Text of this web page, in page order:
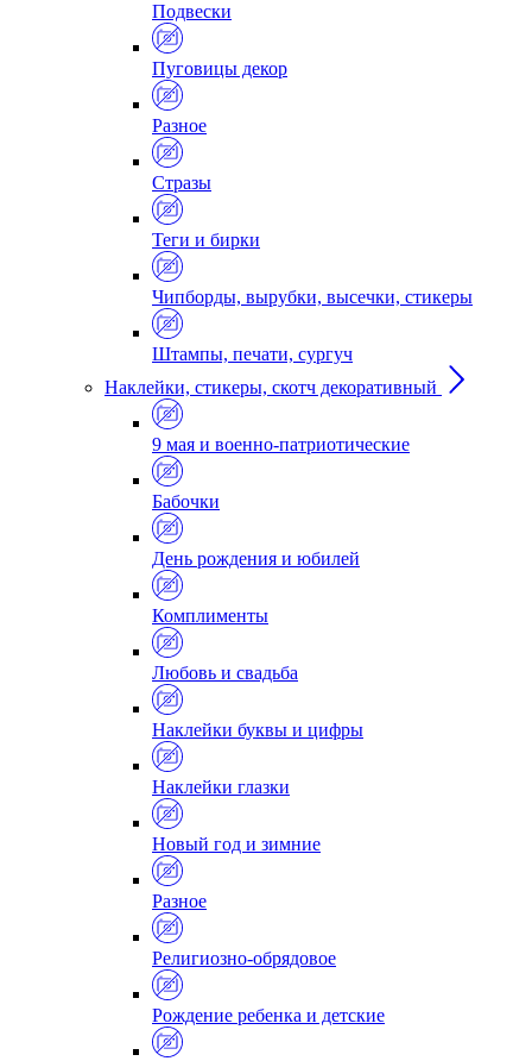
Подвески
Пуговицы декор
Разное
Стразы
Теги и бирки
Чипборды, вырубки, высечки, стикеры
Штампы, печати, сургуч
Наклейки, стикеры, скотч декоративный
9 мая и военно-патриотические
Бабочки
День рождения и юбилей
Комплименты
Любовь и свадьба
Наклейки буквы и цифры
Наклейки глазки
Новый год и зимние
Разное
Религиозно-обрядовое
Рождение ребенка и детские